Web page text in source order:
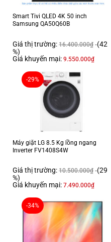
Smart Tivi QLED 4K 50 inch
Samsung QA50Q60B
Giá thị trường: 16.400.000₫ (42
%)
Giá khuyến mại: 9.550.000₫
-29%
Máy giặt LG 8.5 Kg lồng ngang
Inverter FV1408S4W
Giá thị trường: 10.500.000₫ (29
%)
Giá khuyến mại: 7.490.000₫
-34%